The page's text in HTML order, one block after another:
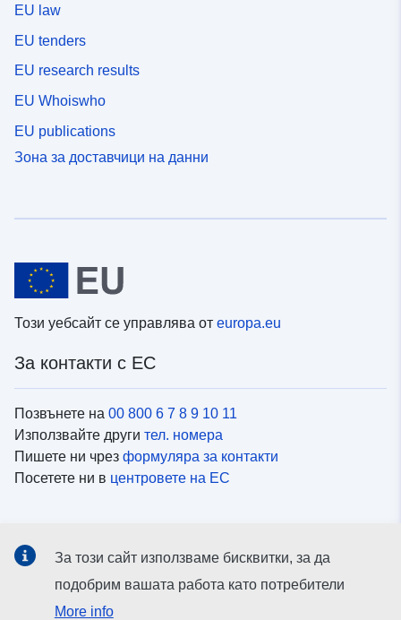
EU law
EU tenders
EU research results
EU Whoiswho
EU publications
Зона за доставчици на данни
Този уебсайт се управлява от europa.eu
За контакти с ЕС
Позвънете на 00 800 6 7 8 9 10 11
Използвайте други тел. номера
Пишете ни чрез формуляра за контакти
Посетете ни в центровете на ЕС
Вижте профили на ЕС в социалните медии
За този сайт използваме бисквитки, за да
подобрим вашата работа като потребители
More info